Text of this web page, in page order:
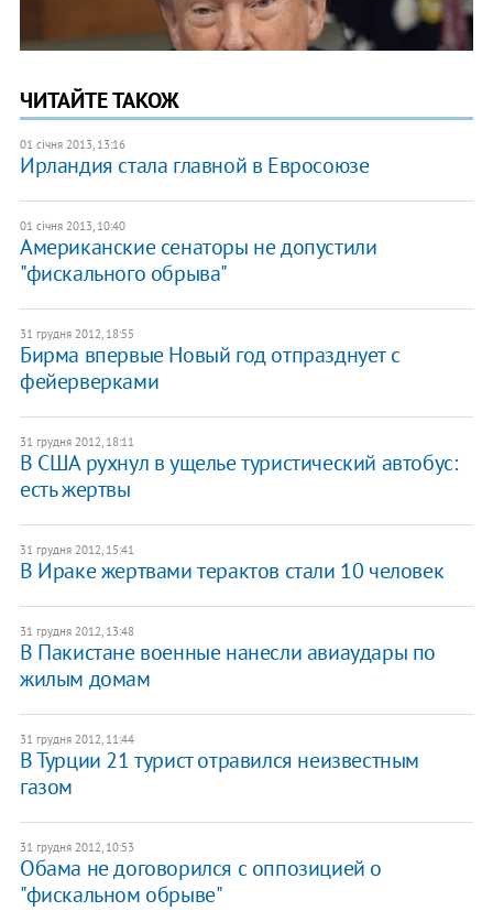
ЧИТАЙТЕ ТАКОЖ
01 січня 2013, 13:16
Ирландия стала главной в Евросоюзе
01 січня 2013, 10:40
Американские сенаторы не допустили
"фискального обрыва"
31 грудня 2012, 18:55
Бирма впервые Новый год отпразднует с
фейерверками
31 грудня 2012, 18:11
В США рухнул в ущелье туристический автобус:
есть жертвы
31 грудня 2012, 15:41
В Ираке жертвами терактов стали 10 человек
31 грудня 2012, 13:48
В Пакистане военные нанесли авиаудары по
жилым домам
31 грудня 2012, 11:44
В Турции 21 турист отравился неизвестным
газом
31 грудня 2012, 10:53
Обама не договорился с оппозицией о
"фискальном обрыве"